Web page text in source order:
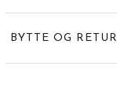
BYTTE OG RETUR